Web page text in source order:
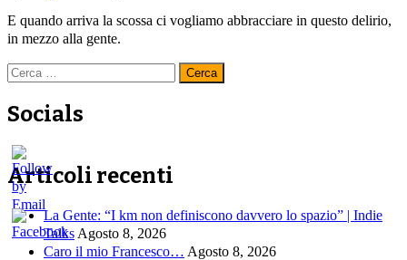
E quando arriva la scossa ci vogliamo abbracciare in questo delirio,
in mezzo alla gente.
Ricerca
Socials
Articoli recenti
La Gente: “I km non definiscono davvero lo spazio” | Indie
Talks Agosto 8, 2026
Caro il mio Francesco… Agosto 8, 2026